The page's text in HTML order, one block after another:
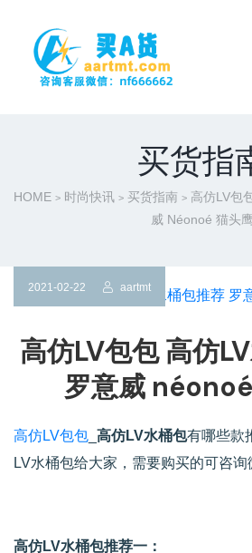
买货指
HOME > 时尚快讯 > 买货指南 > 高仿LV包
威 Néonoé 猫头鹰
2021-02-22 aartmt
高仿LV包包 高仿
罗意威
高仿LV包包 高仿LV水桶包有哪些款
LV水桶包给大家，需要购买的可咨询
高仿LV水桶包推荐一：